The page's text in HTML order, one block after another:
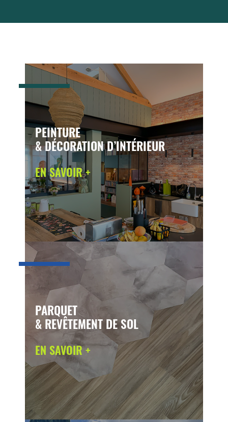
PEINTURE
& DÉCORATION D’INTÉRIEUR
EN SAVOIR +
PARQUET
& REVÊTEMENT DE SOL
EN SAVOIR +